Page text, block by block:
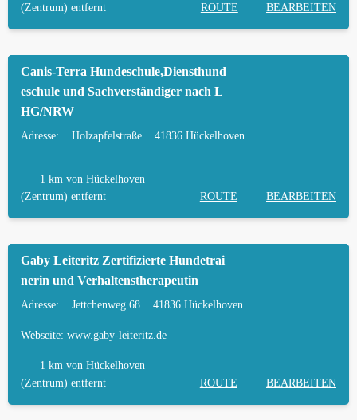
(Zentrum) entfernt
ROUTE BEARBEITEN
Canis-Terra Hundeschule,Diensthund
eschule und Sachverständiger nach L
HG/NRW
Adresse: Holzapfelstraße 41836 Hückelhoven
1 km von Hückelhoven
(Zentrum) entfernt
ROUTE BEARBEITEN
Gaby Leiteritz Zertifizierte Hundetrai
nerin und Verhaltenstherapeutin
Adresse: Jettchenweg 68 41836 Hückelhoven
Webseite: www.gaby-leiteritz.de
1 km von Hückelhoven
(Zentrum) entfernt
ROUTE BEARBEITEN